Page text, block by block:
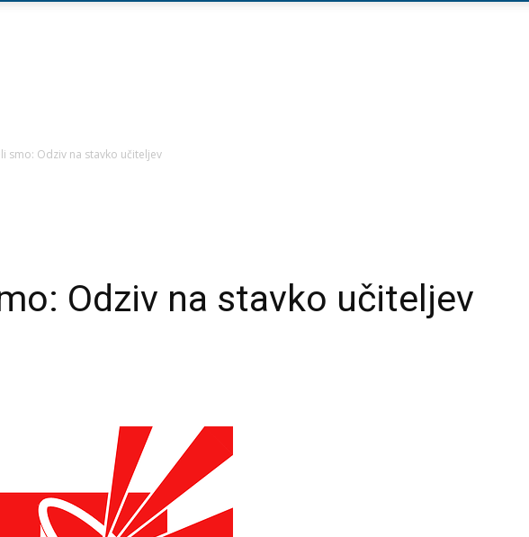
smo: Odziv na stavko učiteljev
Odziv na stavko učiteljev